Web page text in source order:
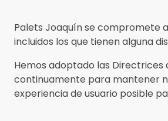
Palets Joaquín se compromete
incluidos los que tienen alguna
Hemos adoptado las Directrices
continuamente para mantener
experiencia de usuario posible